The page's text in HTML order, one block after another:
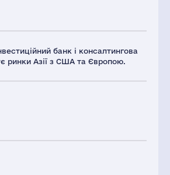
банк і консалтингова
ринки Азії з США та Європою.